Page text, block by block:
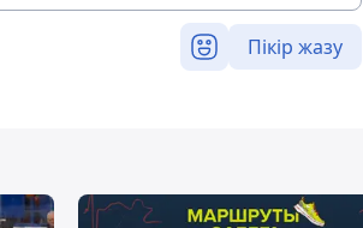
Пікір жазу